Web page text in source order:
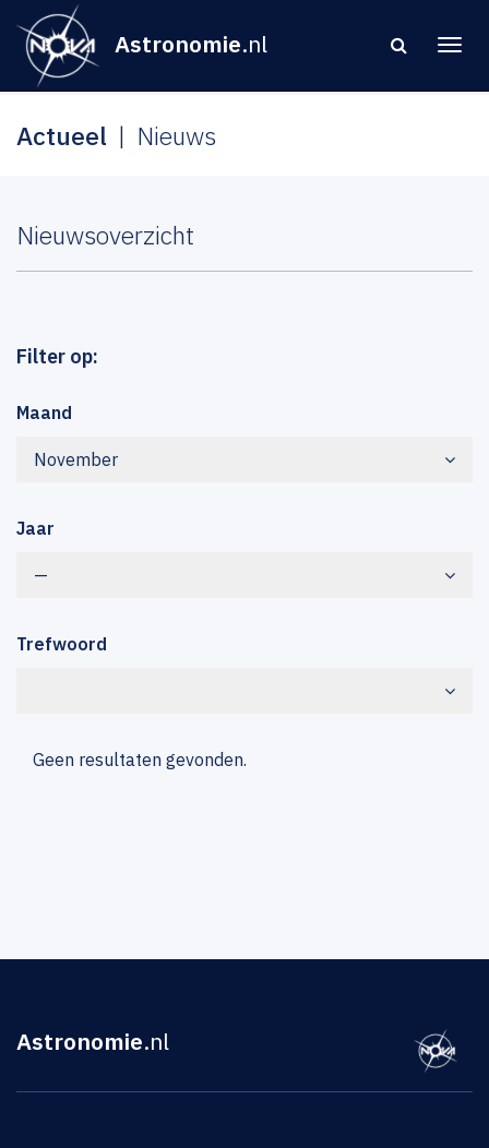
Astronomie.nl
Actueel Nieuws
Nieuwsoverzicht
Filter op:
Maand
November
Jaar
—
Trefwoord
Geen resultaten gevonden.
Astronomie.nl